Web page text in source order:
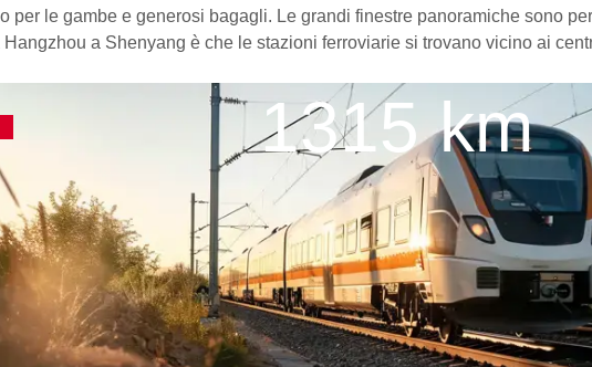
per le gambe e generosi bagagli. Le grandi finestre panoramiche sono
a Shenyang è che le stazioni ferroviarie si trovano vicino ai
1315 km